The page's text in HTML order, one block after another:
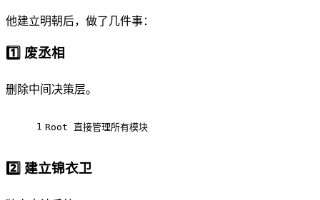
他建立明朝后，做了几件事：
1️⃣ 废丞相
删除中间决策层。
1 Root 直接管理所有模块
2️⃣ 建立锦衣卫